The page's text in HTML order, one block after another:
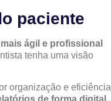
paciente
ágil e profissional
tenha uma visão
organização e eficiência
de forma digital,